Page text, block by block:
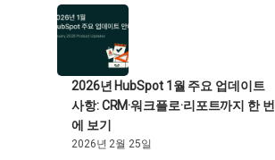
2026년 HubSpot 1월 주요 업데이트
사항: CRM·워크플로·리포트까지 한 번
에 보기
2026년 2월 25일